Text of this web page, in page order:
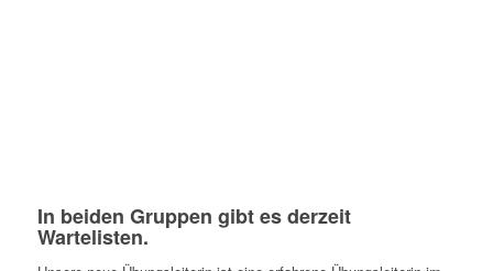
In beiden Gruppen gibt es derzeit
Wartelisten.